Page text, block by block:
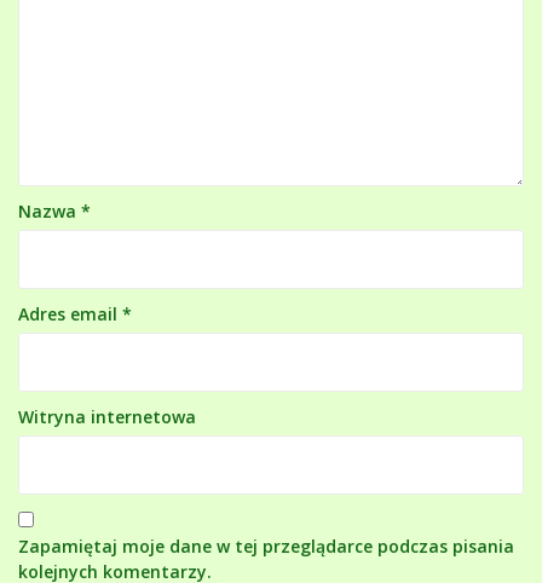
Nazwa *
Adres email *
Witryna internetowa
Zapamiętaj moje dane w tej przeglądarce podczas pisania
kolejnych komentarzy.